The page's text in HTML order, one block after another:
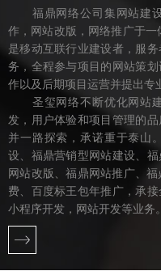
福鼎网络公司集网站建设
作，网站改版，网络推广于
是移动互联行业建设者，服
务，全程参与项目的网站策
作以及后期项目运营并提出专
圣玺网络不断优化网站建
发，用户体验和项目管理的
并一路探索，承诺重于泰山
设、福鼎营销型网站建设、
网站改版、福鼎网站推广、
费、百度标王包年推广，承
小程序开发，网站开发等业务。